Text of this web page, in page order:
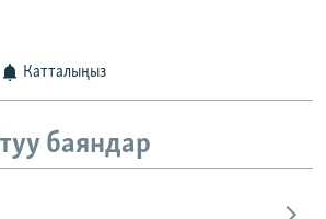
Катталыңыз
баяндар